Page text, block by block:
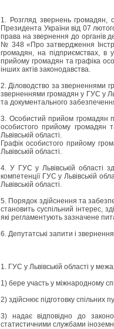
1. Розгляд звернень громадян,
Президента України від 07
права на звернення до органів
№ 348 «Про затвердження
громадян, на підприємствах, в
прийому громадян та графіка
інших актів законодавства.
2. Діловодство за зверненнями
зверненнями громадян у ГУС у
та документального
3. Особистий прийом громадян
особистого прийому громадян
Львівській області.
Графік особистого прийому
Львівській області.
4. У ГУС у Львівській області
компетенції ГУС у Львівській
Львівській області.
5. Порядок здійснення та
становить суспільний інтерес,
які регламентують зазначене
6. Депутатські запити і
1. ГУС у Львівській області у
1) бере участь у міжнародному
2) здійснює підготовку спільних
3) надає відповідно до
статистичними службами